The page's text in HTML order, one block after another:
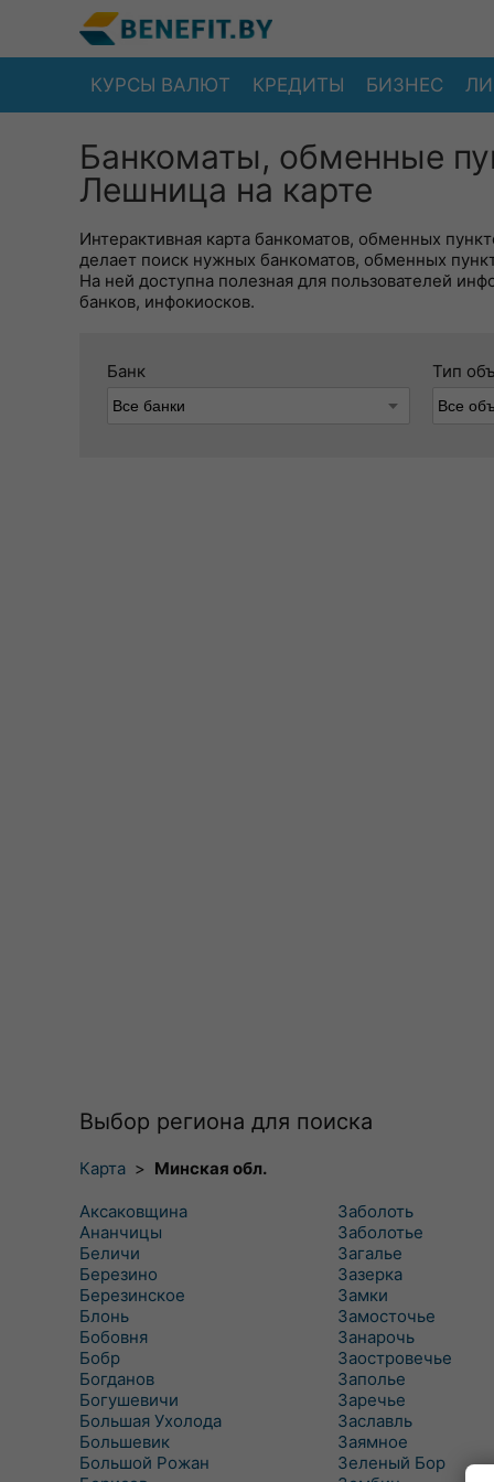
КУРСЫ ВАЛЮТ КРЕДИТЫ БИЗНЕС
Банкоматы, обменные
Лешница на карте
Интерактивная карта банкоматов, обменных
делает поиск нужных банкоматов, обменных
На ней доступна полезная для пользователей
банков, инфокиосков.
Банк Тип
Выбор региона для поиска
Карта > Минская обл.
Аксаковщина
Ананчицы
Беличи
Березино
Березинское
Блонь
Бобовня
Бобр
Богданов
Богушевичи
Большая Ухолода
Большевик
Большой Рожан
Заболоть
Заболотье
Загалье
Зазерка
Замки
Замосточье
Занарочь
Заостровечье
Заполье
Заречье
Заславль
Заямное
Зеленый Бор